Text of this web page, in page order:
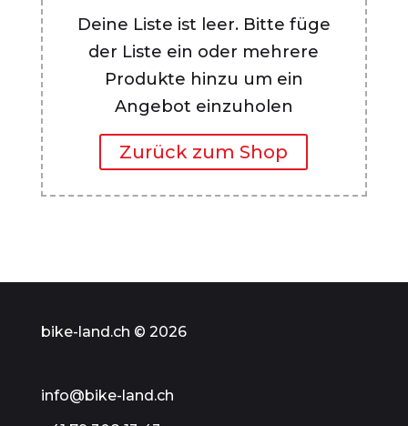
Deine Liste ist leer. Bitte füge
der Liste ein oder mehrere
Produkte hinzu um ein
Angebot einzuholen
Zurück zum Shop
bike-land.ch © 2026
info@bike-land.ch